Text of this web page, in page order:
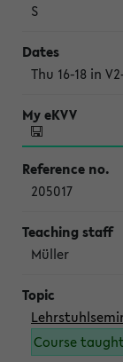
S
Thu 16-18 in
205017
Müller
Course